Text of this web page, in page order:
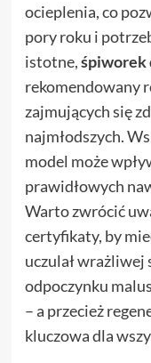
ocieplenia, co
pory roku i
istotne,śpiworek
rekomendowany
zajmujących się
najmłodszych.
model może
prawidłowych
Warto zwrócić
certyfikaty, by
uczulał wrażliwej
odpoczynku
– a przecież
kluczowa dla